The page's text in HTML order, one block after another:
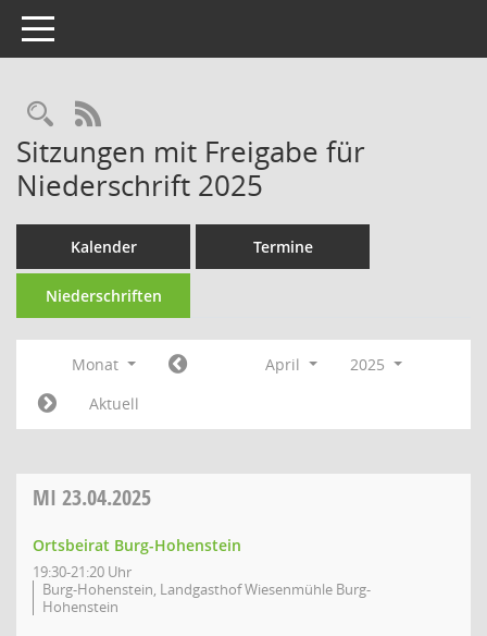
Toggle navigation
Rechercheauswahl
RSS-Feed
Sitzungen mit Freigabe für
Niederschrift 2025
Kalender Termine
Niederschriften
Monat April
2025
Aktuell
MI 23.04.2025
Ortsbeirat Burg-Hohenstein
19:30-21:20 Uhr
Burg-Hohenstein, Landgasthof Wiesenmühle Burg-
Hohenstein